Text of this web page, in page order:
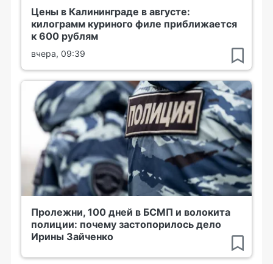
Цены в Калининграде в августе:
килограмм куриного филе приближается
к 600 рублям
вчера, 09:39
Пролежни, 100 дней в БСМП и волокита
полиции: почему застопорилось дело
Ирины Зайченко